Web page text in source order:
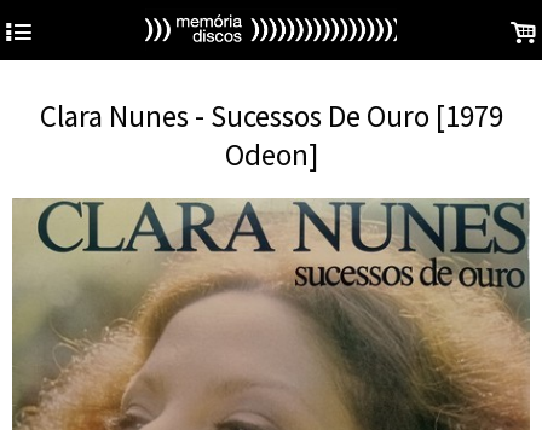
4 .
Clara Nunes - Sucessos De Ouro [1979
Odeon]